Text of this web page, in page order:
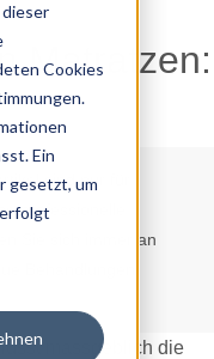
Cookies
Ein
gesetzt, um
Matratzen:
sind nur für
professionelle
Sie sich immer an
massgeblich die